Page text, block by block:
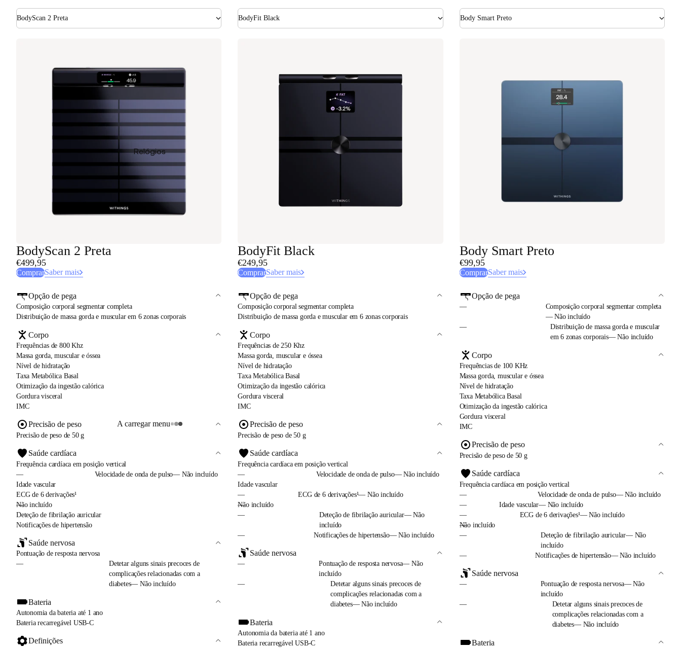
Relógios
A carregar menu
BodyScan 2 Preta BodyFit Black Body Smart Preto
BodyScan 2 Preta
€499,95
ComprarSaber mais
Opção de pega
Composição corporal segmentar completa
Distribuição de massa gorda e muscular em 6 zonas corporais
Corpo
Frequências de 800 Khz
Massa gorda, muscular e óssea
Nível de hidratação
Taxa Metabólica Basal
Otimização da ingestão calórica
Gordura visceral
IMC
Precisão de peso
Precisão de peso de 50 g
Saúde cardíaca
Frequência cardíaca em posição vertical
—
Velocidade de onda de pulso— Não incluído
Idade vascular
ECG de 6 derivações¹
—
Não incluído
Deteção de fibrilação auricular
Notificações de hipertensão
Saúde nervosa
Pontuação de resposta nervosa
—
Detetar alguns sinais precoces de
complicações relacionadas com a
diabetes— Não incluído
Bateria
Autonomia da bateria até 1 ano
Bateria recarregável USB-C
Definições
BodyFit Black
€249,95
ComprarSaber mais
Opção de pega
Composição corporal segmentar completa
Distribuição de massa gorda e muscular em 6 zonas corporais
Corpo
Frequências de 250 Khz
Massa gorda, muscular e óssea
Nível de hidratação
Taxa Metabólica Basal
Otimização da ingestão calórica
Gordura visceral
IMC
Precisão de peso
Precisão de peso de 50 g
Saúde cardíaca
Frequência cardíaca em posição vertical
—
Velocidade de onda de pulso— Não incluído
Idade vascular
—
ECG de 6 derivações¹— Não incluído
—
Não incluído
—
Deteção de fibrilação auricular— Não
incluído
—
Notificações de hipertensão— Não incluído
Saúde nervosa
—
Pontuação de resposta nervosa— Não
incluído
—
Detetar alguns sinais precoces de
complicações relacionadas com a
diabetes— Não incluído
Bateria
Autonomia da bateria até 1 ano
Bateria recarregável USB-C
Body Smart Preto
€99,95
ComprarSaber mais
Opção de pega
—
Composição corporal segmentar completa
— Não incluído
—
Distribuição de massa gorda e muscular
em 6 zonas corporais— Não incluído
Corpo
Frequências de 100 KHz
Massa gorda, muscular e óssea
Nível de hidratação
Taxa Metabólica Basal
Otimização da ingestão calórica
Gordura visceral
IMC
Precisão de peso
Precisão de peso de 50 g
Saúde cardíaca
Frequência cardíaca em posição vertical
—
Velocidade de onda de pulso— Não incluído
—
Idade vascular— Não incluído
—
ECG de 6 derivações¹— Não incluído
—
Não incluído
—
Deteção de fibrilação auricular— Não
incluído
—
Notificações de hipertensão— Não incluído
Saúde nervosa
—
Pontuação de resposta nervosa— Não
incluído
—
Detetar alguns sinais precoces de
complicações relacionadas com a
diabetes— Não incluído
Bateria